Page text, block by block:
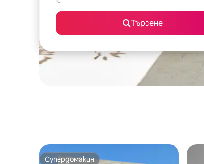
Търсене
Супердомакин